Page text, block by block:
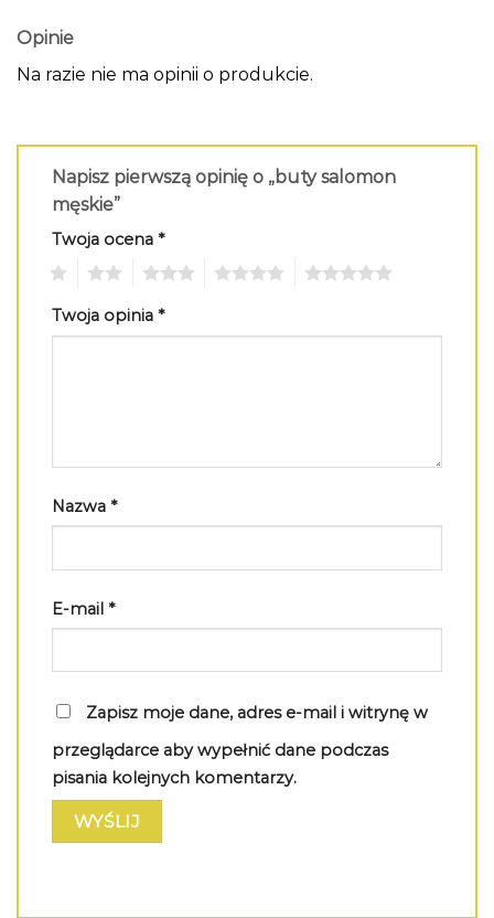
Opinie
Na razie nie ma opinii o produkcie.
Napisz pierwszą opinię o „buty salomon
męskie”
Twoja ocena *
Twoja opinia *
Nazwa *
E-mail *
Zapisz moje dane, adres e-mail i witrynę w
przeglądarce aby wypełnić dane podczas
pisania kolejnych komentarzy.